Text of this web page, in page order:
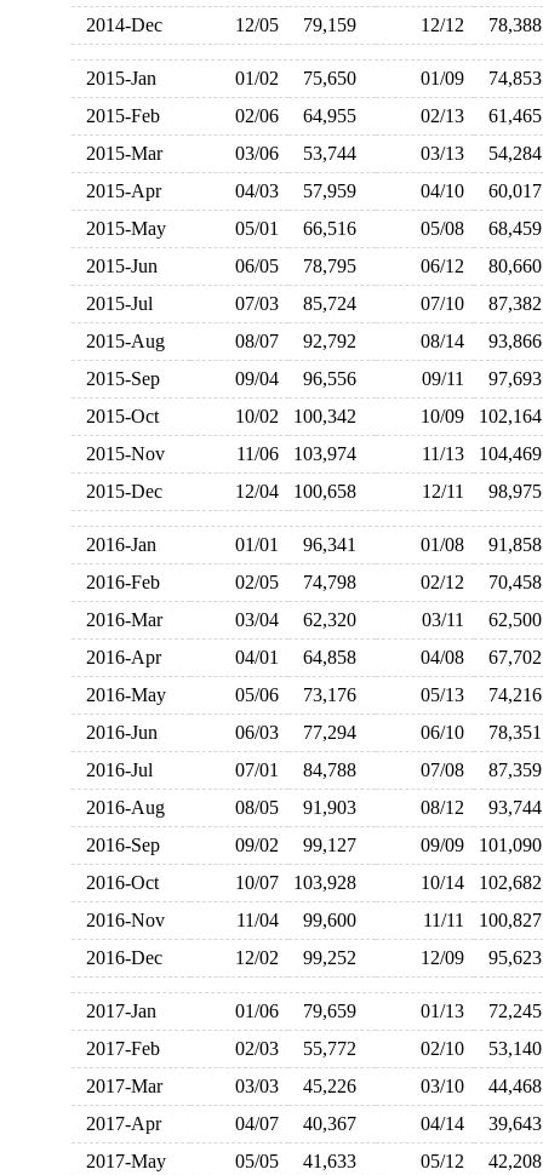
2014-Dec 12/05 79,159 12/12
2015-Jan 01/02 75,650 01/09
2015-Feb
02/06 64,955 02/13
2015-Mar
03/06 53,744 03/13
2015-Apr
04/03 57,959 04/10
2015-May
05/01 66,516 05/08
2015-Jun
06/05 78,795 06/12
2015-Jul
07/03 85,724 07/10
2015-Aug
08/07 92,792 08/14
2015-Sep
09/04 96,556 09/11
2015-Oct
10/02 100,342 10/09
2015-Nov
11/06 103,974 11/13
2015-Dec
12/04 100,658 12/11
2016-Jan 01/01 96,341 01/08
2016-Feb
02/05 74,798 02/12
2016-Mar
03/04 62,320 03/11
2016-Apr
04/01 64,858 04/08
2016-May
05/06 73,176 05/13
2016-Jun
06/03 77,294 06/10
2016-Jul
07/01 84,788 07/08
2016-Aug
08/05 91,903 08/12
2016-Sep
09/02 99,127 09/09
2016-Oct
10/07 103,928 10/14
2016-Nov
11/04 99,600 11/11
2016-Dec
12/02 99,252 12/09
2017-Jan 01/06 79,659 01/13
2017-Feb
02/03 55,772 02/10
2017-Mar
03/03 45,226 03/10
2017-Apr
04/07 40,367 04/14
2017-May
05/05 41,633 05/12